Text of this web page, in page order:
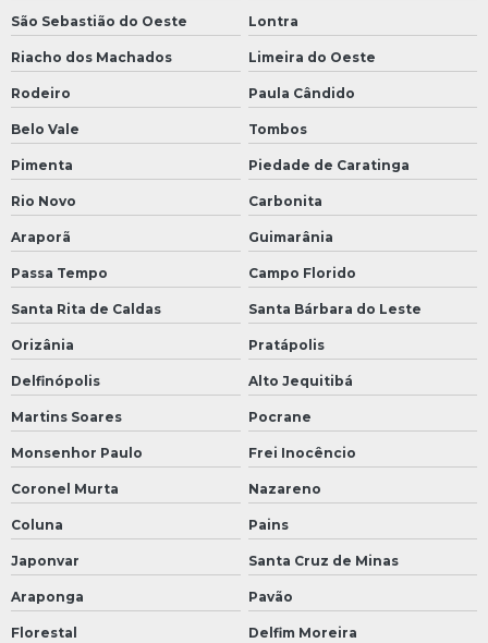
São Sebastião do Oeste Lontra
Riacho dos Machados Limeira do Oeste
Rodeiro Paula Cândido
Belo Vale Tombos
Pimenta Piedade de Caratinga
Rio Novo Carbonita
Araporã Guimarânia
Passa Tempo Campo Florido
Santa Rita de Caldas Santa Bárbara do Leste
Orizânia Pratápolis
Delfinópolis Alto Jequitibá
Martins Soares Pocrane
Monsenhor Paulo Frei Inocêncio
Coronel Murta Nazareno
Coluna Pains
Japonvar Santa Cruz de Minas
Araponga Pavão
Florestal Delfim Moreira